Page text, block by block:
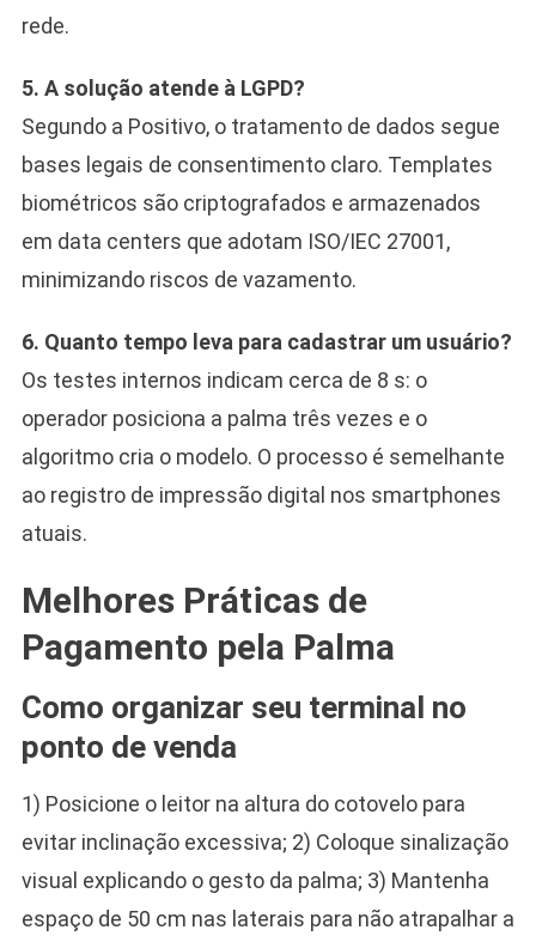
rede.
5. A solução atende à LGPD?
Segundo a Positivo, o tratamento de dados segue
bases legais de consentimento claro. Templates
biométricos são criptografados e armazenados
em data centers que adotam ISO/IEC 27001,
minimizando riscos de vazamento.
6. Quanto tempo leva para cadastrar um usuário?
Os testes internos indicam cerca de 8 s: o
operador posiciona a palma três vezes e o
algoritmo cria o modelo. O processo é semelhante
ao registro de impressão digital nos smartphones
atuais.
Melhores Práticas de
Pagamento pela Palma
Como organizar seu terminal no
ponto de venda
1) Posicione o leitor na altura do cotovelo para
evitar inclinação excessiva; 2) Coloque sinalização
visual explicando o gesto da palma; 3) Mantenha
espaço de 50 cm nas laterais para não atrapalhar a